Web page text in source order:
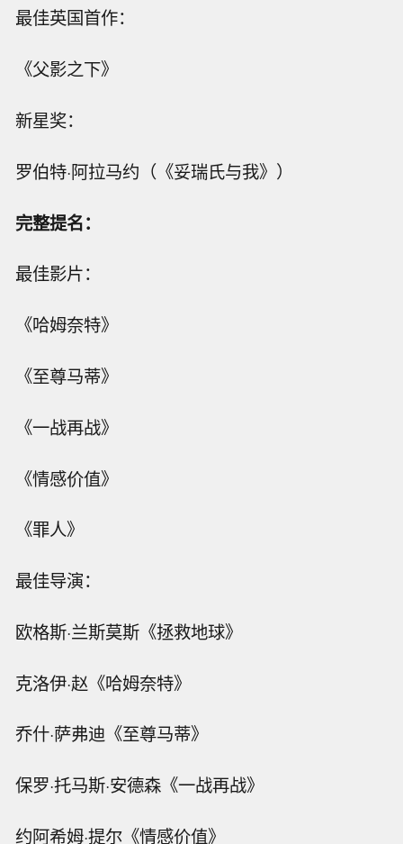
最佳英国首作：
《父影之下》
新星奖：
罗伯特·阿拉马约（《妥瑞氏与我》）
完整提名：
最佳影片：
《哈姆奈特》
《至尊马蒂》
《一战再战》
《情感价值》
《罪人》
最佳导演：
欧格斯·兰斯莫斯《拯救地球》
克洛伊·赵《哈姆奈特》
乔什·萨弗迪《至尊马蒂》
保罗·托马斯·安德森《一战再战》
约阿希姆·提尔《情感价值》